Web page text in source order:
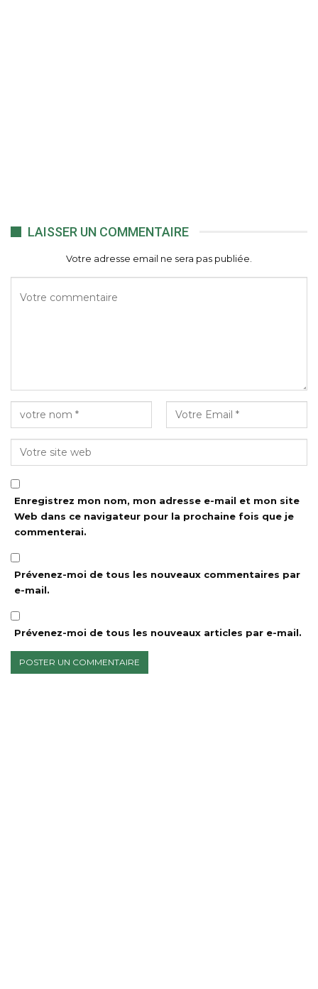
LAISSER UN COMMENTAIRE
Votre adresse email ne sera pas publiée.
Enregistrez mon nom, mon adresse e-mail et mon site
Web dans ce navigateur pour la prochaine fois que je
commenterai.
Prévenez-moi de tous les nouveaux commentaires par
e-mail.
Prévenez-moi de tous les nouveaux articles par e-mail.